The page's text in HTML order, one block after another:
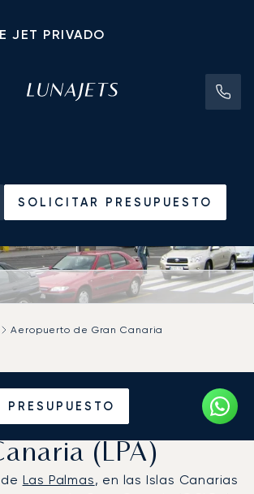
JET PRIVADO
SOLICITAR PRESUPUESTO
Aeropuerto de Gran Canaria
en Jet Privado al
de Gran
(LPA)
Las Palmas, en las Islas Canarias